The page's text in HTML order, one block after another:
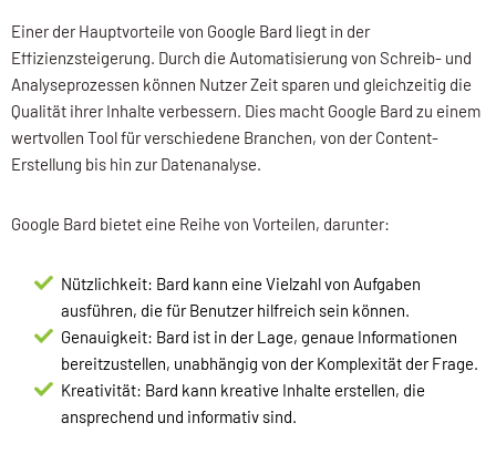
Einer der Hauptvorteile von Google Bard liegt in der
Effizienzsteigerung. Durch die Automatisierung von Schreib- und
Analyseprozessen können Nutzer Zeit sparen und gleichzeitig die
Qualität ihrer Inhalte verbessern. Dies macht Google Bard zu einem
wertvollen Tool für verschiedene Branchen, von der Content-
Erstellung bis hin zur Datenanalyse.
Google Bard bietet eine Reihe von Vorteilen, darunter:
Nützlichkeit: Bard kann eine Vielzahl von Aufgaben
ausführen, die für Benutzer hilfreich sein können.
Genauigkeit: Bard ist in der Lage, genaue Informationen
bereitzustellen, unabhängig von der Komplexität der Frage.
Kreativität: Bard kann kreative Inhalte erstellen, die
ansprechend und informativ sind.